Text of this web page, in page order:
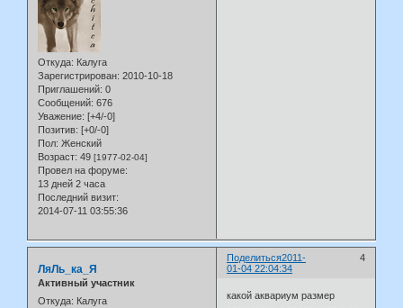
Откуда: Калуга
Зарегистрирован: 2010-10-18
Приглашений: 0
Сообщений: 676
Уважение: [+4/-0]
Позитив: [+0/-0]
Пол: Женский
Возраст: 49 [1977-02-04]
Провел на форуме:
13 дней 2 часа
Последний визит:
2014-07-11 03:55:36
Поделиться 4
2011-
01-04 22:04:34
ЛяЛь_ка_Я
Активный участник
Откуда: Калуга
какой аквариум размер